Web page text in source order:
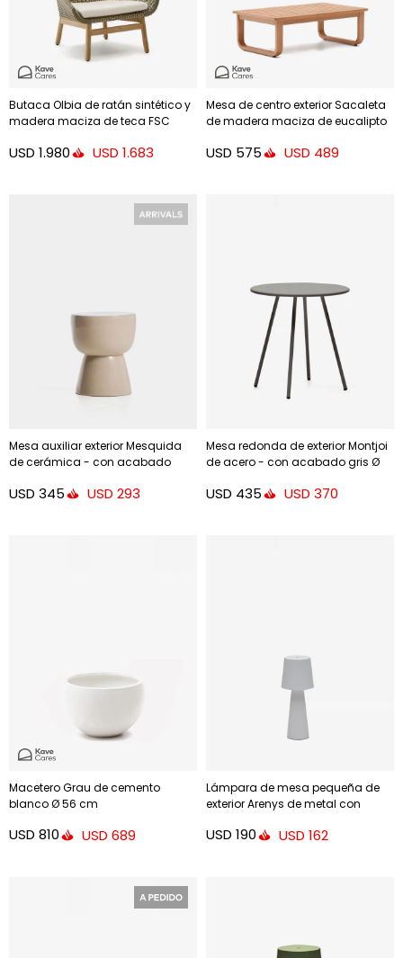
Butaca Olbia de ratán sintético y
madera maciza de teca FSC
USD 1.980 USD 1.683
Mesa de centro exterior Sacaleta
de madera maciza de eucalipto
USD 575 USD 489
Mesa auxiliar exterior Mesquida
de cerámica - con acabado
USD 345 USD 293
Mesa redonda de exterior Montjoi
de acero - con acabado gris Ø
USD 435 USD 370
Macetero Grau de cemento
blanco Ø 56 cm
USD 810 USD 689
Lámpara de mesa pequeña de
exterior Arenys de metal con
USD 190 USD 162